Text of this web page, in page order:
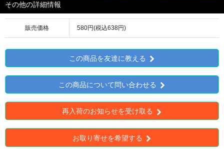
その他の詳細情報
販売価格 580円(税込638円)
この商品を友達に教える
この商品について問い合わせる
再入荷のお知らせを受け取る
お取り寄せを希望する